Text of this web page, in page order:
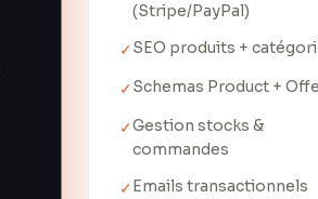
(Stripe/PayPal)
✓SEO produits +
✓Schemas Product +
✓Gestion stocks &
commandes
✓Emails transactionnels